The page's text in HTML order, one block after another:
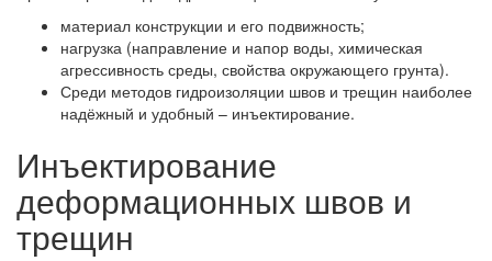
материал конструкции и его подвижность;
нагрузка (направление и напор воды, химическая
агрессивность среды, свойства окружающего грунта).
Среди методов гидроизоляции швов и трещин наиболее
надёжный и удобный – инъектирование.
Инъектирование
деформационных швов и
трещин